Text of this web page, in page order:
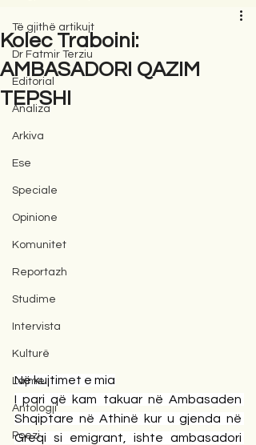
Të gjithë artikujt
Dr Fatmir Terziu
Editorial
Analiza
Arkiva
Ese
Speciale
Opinione
Komunitet
Reportazh
Studime
Intervista
Kulturë
Lajme
Antologji
Poezi
Kolec Traboini:
AMBASADORI QAZIM
TEPSHI
Në kujtimet e mia
I pari që kam takuar në Ambasaden
Shqiptare në Athinë kur u gjenda në
Greqi si emigrant, ishte ambasadori